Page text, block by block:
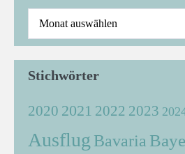
Stichwörter
2020 2021 2022 2023
Ausflug Bavaria